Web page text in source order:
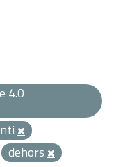
4.0
dehors